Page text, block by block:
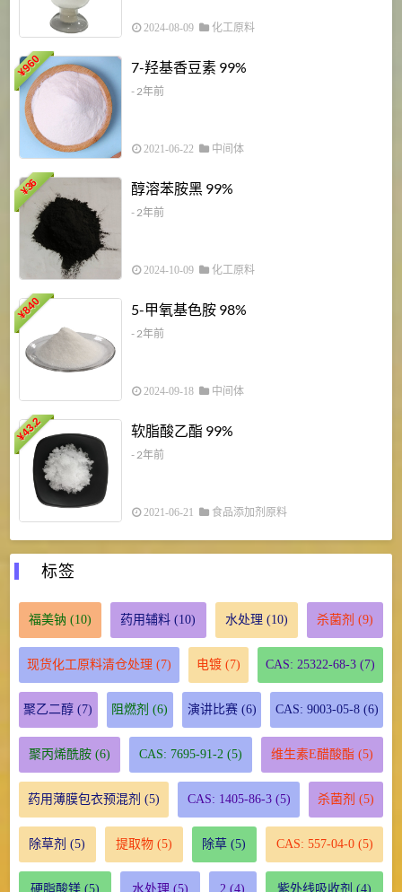
2024-08-09 化工原料
¥
960 7-羟基香豆素 99%
- 2年前
2021-06-22 中间体
¥
36 醇溶苯胺黑 99%
- 2年前
2024-10-09 化工原料
¥
840 5-甲氧基色胺 98%
- 2年前
2024-09-18 中间体
¥
43.2 软脂酸乙酯 99%
- 2年前
2021-06-21 食品添加剂原料
标签
福美钠 (10) 药用辅料 (10) 水处理 (10) 杀菌剂 (9)
现货化工原料清仓处理 (7) 电镀 (7) CAS: 25322-68-3 (7)
聚乙二醇 (7) 阻燃剂 (6) 演讲比赛(6) CAS: 9003-05-8(6)
聚丙烯酰胺(6) CAS: 7695-91-2 (5) 维生素E醋酸酯 (5)
药用薄膜包衣预混剂 (5) CAS: 1405-86-3(5) 杀菌剂 (5)
除草剂 (5) 提取物(5) 除草 (5) CAS: 557-04-0(5)
硬脂酸镁(5) 水处理 (5) 2 (4) 紫外线吸收剂 (4)